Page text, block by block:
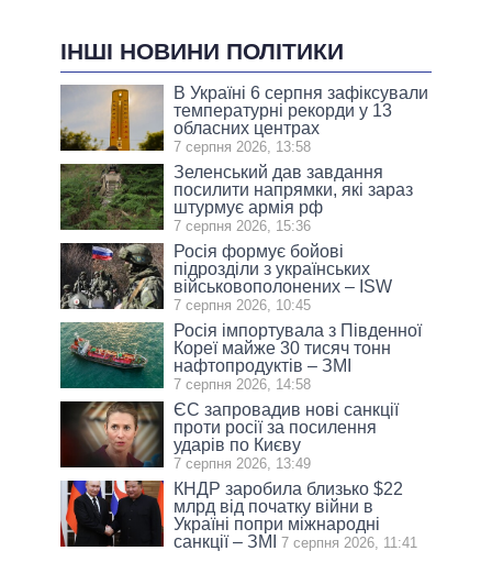
ІНШІ НОВИНИ ПОЛІТИКИ
В Україні 6 серпня зафіксували
температурні рекорди у 13
обласних центрах
7 серпня 2026, 13:58
Зеленський дав завдання
посилити напрямки, які зараз
штурмує армія рф
7 серпня 2026, 15:36
Росія формує бойові
підрозділи з українських
військовополонених – ISW
7 серпня 2026, 10:45
Росія імпортувала з Південної
Кореї майже 30 тисяч тонн
нафтопродуктів – ЗМІ
7 серпня 2026, 14:58
ЄС запровадив нові санкції
проти росії за посилення
ударів по Києву
7 серпня 2026, 13:49
КНДР заробила близько $22
млрд від початку війни в
Україні попри міжнародні
санкції – ЗМІ
7 серпня 2026, 11:41